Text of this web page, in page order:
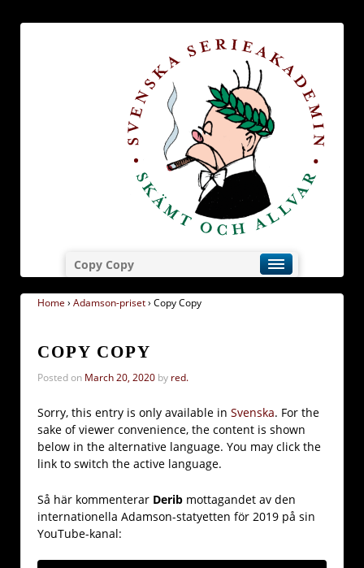
Copy Copy
Home › Adamson-priset› Copy Copy
COPY COPY
Posted on March 20, 2020 by red.
Sorry, this entry is only available in Svenska. For the
sake of viewer convenience, the content is shown
below in the alternative language. You may click the
link to switch the active language.
Så här kommenterar Derib mottagandet av den
internationella Adamson-statyetten för 2019 på sin
YouTube-kanal: